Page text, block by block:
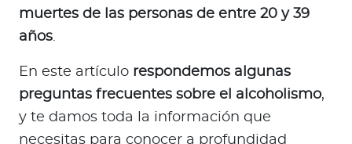
Para Agentes
muertes de las personas de entre 20 y 39
años.
En este artículo respondemos algunas
preguntas frecuentes sobre el alcoholismo,
y te damos toda la información que
necesitas para conocer a profundidad